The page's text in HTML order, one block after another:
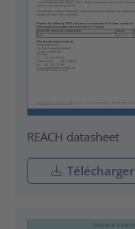
REACH datasheet
Télécharger